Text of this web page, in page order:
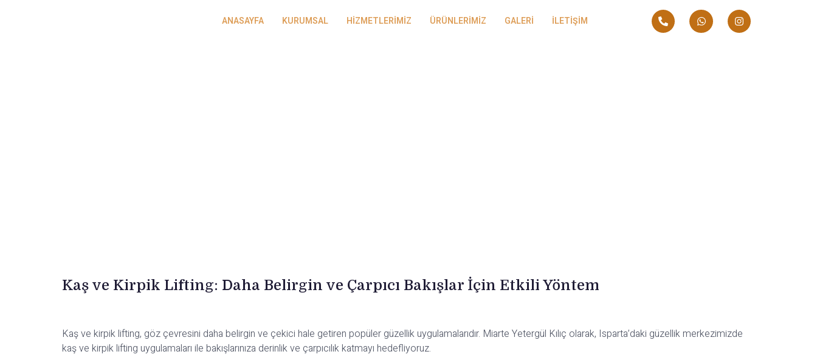
ANASAYFA KURUMSAL HİZMETLERİMİZ ÜRÜNLERİMİZ GALERİ İLETİŞİM
Kaş ve Kirpik Lifting: Daha Belirgin ve Çarpıcı Bakışlar İçin Etkili Yöntem
Kaş ve kirpik lifting, göz çevresini daha belirgin ve çekici hale getiren popüler güzellik uygulamalarıdır. Miarte Yetergül Kılıç olarak, Isparta’daki güzellik merkezimizde
kaş ve kirpik lifting uygulamaları ile bakışlarınıza derinlik ve çarpıcılık katmayı hedefliyoruz.